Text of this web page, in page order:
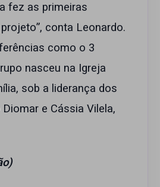
fez as primeiras
conta Leonardo.
como o 3
nasceu na Igreja
sob a liderança dos
e Cássia Vilela,